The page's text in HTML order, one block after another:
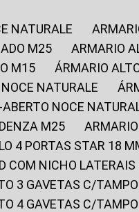
NATURALE
M25
ARMARIO
M15
ÁRMARIO
NOCE NATURALE
ABERTO NOCE
M25
4 PORTAS STAR 18
COM NICHO
3 GAVETAS C/
4 GAVETAS C/